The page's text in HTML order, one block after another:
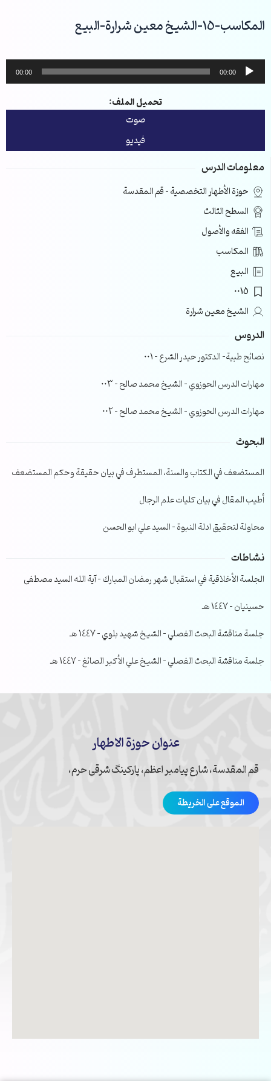
إلىالمكاسب-15-الشيخ معين شرارة-البيع
مشغل
الصوت
00:00
00:00
تحميل الملف:
صوت
فيديو
معلومات الدرس
حوزة الأطهار التخصصية – قم المقدسة
السطح الثالث
الفقه والأصول
المكاسب
البيع
0015
الشيخ معين شرارة
الدروس
نصائح طبية- الدكتور حيدر الشرع – 001
مهارات الدرس الحوزوي – الشيخ محمد صالح – 003
مهارات الدرس الحوزوي – الشيخ محمد صالح – 002
البحوث
المستضعف في الكتاب والسنة، المستطرف في بيان حقيقة وحكم المستضعف
أطيب المقال في بيان كليات علم الرجال
محاولة لتحقيق ادلة النبوة – السيد علي ابو الحسن
نشاطات
الجلسة الأخلاقية في استقبال شهر رمضان المبارك – آية الله السيد مصطفى
حسينيان – 1447 هـ
جلسة مناقشة البحث الفصلي – الشيخ شهيد بلوي – 1447 هـ
جلسة مناقشة البحث الفصلي – الشيخ علي الأكبر الصائغ – 1447 هـ
عنوان حوزة الاطهار
قم المقدسة، شارع پیامبر اعظم، پارکینگ شرقی حرم،
الموقع على الخريطة